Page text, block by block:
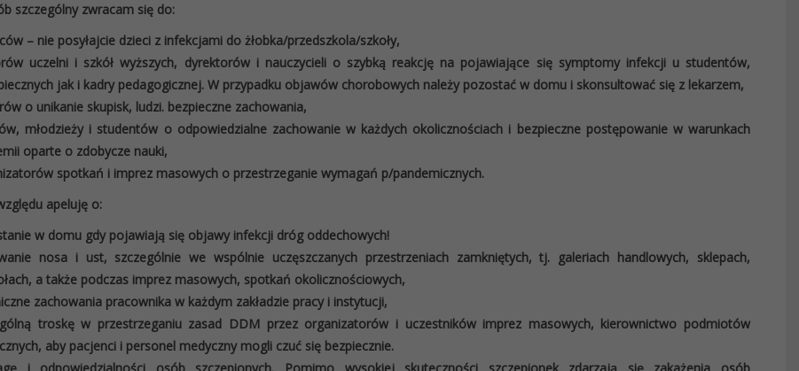
szczególny zwracam się do:
– nie posyłajcie dzieci z infekcjami do żłobka/przedszkola/szkoły,
uczelni i szkół wyższych, dyrektorów i nauczycieli o szybką reakcję na pojawiające się symptomy infekcji u studentów,
jak i kadry pedagogicznej. W przypadku objawów chorobowych należy pozostać w domu i skonsultować się z lekarzem,
o unikanie skupisk, ludzi. bezpieczne zachowania,
młodzieży i studentów o odpowiedzialne zachowanie w każdych okolicznościach i bezpieczne postępowanie w warunkach
oparte o zdobycze nauki,
spotkań i imprez masowych o przestrzeganie wymagań p/pandemicznych.
apeluję o:
w domu gdy pojawiają się objawy infekcji dróg oddechowych!
nosa i ust, szczególnie we wspólnie uczęszczanych przestrzeniach zamkniętych, tj. galeriach handlowych, sklepach,
a także podczas imprez masowych, spotkań okolicznościowych,
zachowania pracownika w każdym zakładzie pracy i instytucji,
troskę w przestrzeganiu zasad DDM przez organizatorów i uczestników imprez masowych, kierownictwo podmiotów
aby pacjenci i personel medyczny mogli czuć się bezpiecznie.